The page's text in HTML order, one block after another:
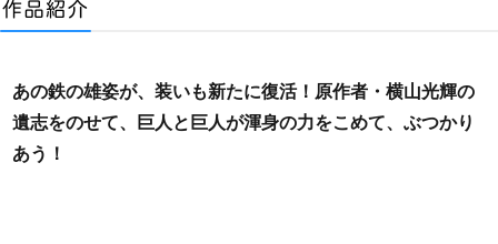
あの鉄の雄姿が、装いも新たに復活！原作者・横山光輝の
遺志をのせて、巨人と巨人が渾身の力をこめて、ぶつかり
あう！